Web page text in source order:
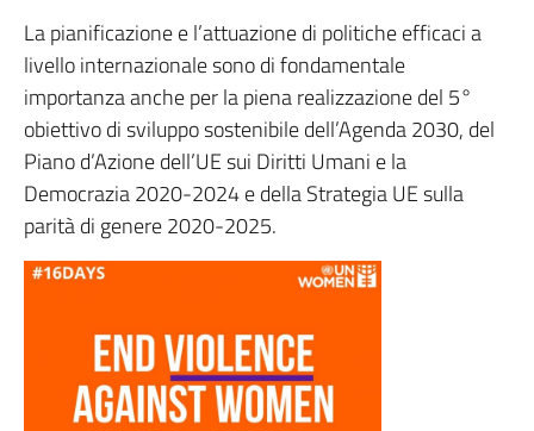
La pianificazione e l’attuazione di politiche efficaci a
livello internazionale sono di fondamentale
importanza anche per la piena realizzazione del 5°
obiettivo di sviluppo sostenibile dell’Agenda 2030, del
Piano d’Azione dell’UE sui Diritti Umani e la
Democrazia 2020-2024 e della Strategia UE sulla
parità di genere 2020-2025.